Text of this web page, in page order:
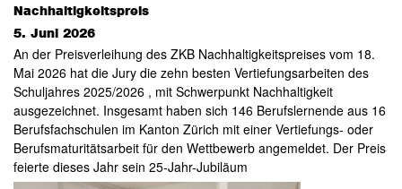
Nachhaltigkeitspreis
5. Juni 2026
An der Preisverleihung des ZKB Nachhaltigkeitspreises vom 18.
Mai 2026 hat die Jury die zehn besten Vertiefungsarbeiten des
Schuljahres 2025/2026 , mit Schwerpunkt Nachhaltigkeit
ausgezeichnet. Insgesamt haben sich 146 Berufslernende aus 16
Berufsfachschulen im Kanton Zürich mit einer Vertiefungs- oder
Berufsmaturitätsarbeit für den Wettbewerb angemeldet. Der Preis
feierte dieses Jahr sein 25-Jahr-Jubiläum